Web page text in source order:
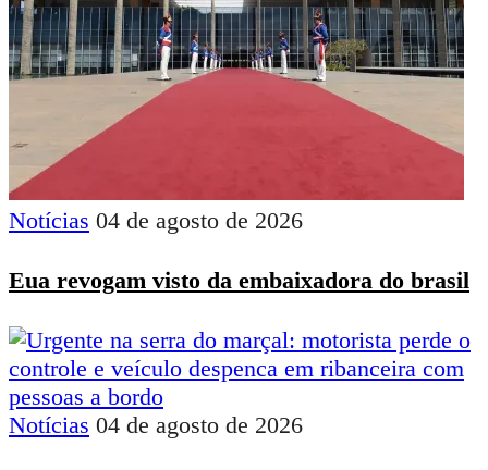
Notícias 04 de agosto de 2026
Eua revogam visto da embaixadora do brasil
Notícias 04 de agosto de 2026